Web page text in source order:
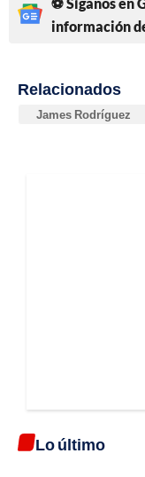
información
Relacionados
James Rodríguez
Lo último